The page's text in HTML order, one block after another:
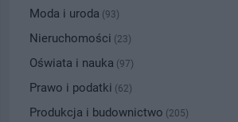
Moda i uroda (93)
Nieruchomości (23)
Oświata i nauka (97)
Prawo i podatki (62)
Produkcja i budownictwo (205)